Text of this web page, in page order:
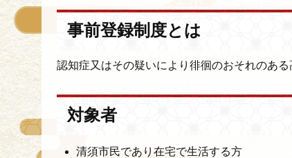
事前登録制度とは
認知症又はその疑いにより徘徊のおそれのあ
対象者
清須市民であり在宅で生活する方